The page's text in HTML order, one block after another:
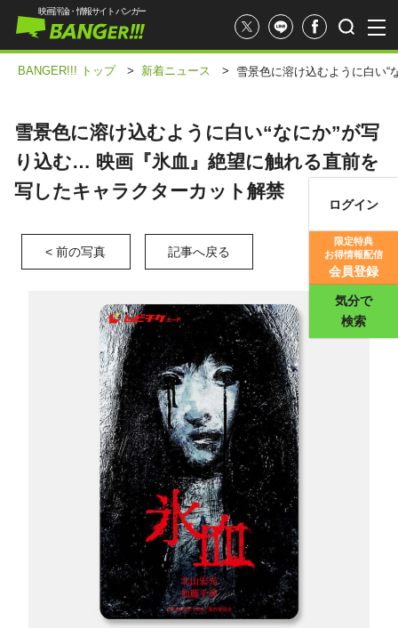
映画評価
映画評論・情報サイト バンガー
ログイン
限定特典
お得情報配信
会員登録
気分で
検索
BANGER!!! トップ > 新着ニュース > 雪景色に溶け込むように白い
雪景色に溶け込むように白い“なにか”が写
り込む… 映画『氷血』絶望に触れる直前を
写したキャラクターカット解禁
< 前の写真 記事へ戻る